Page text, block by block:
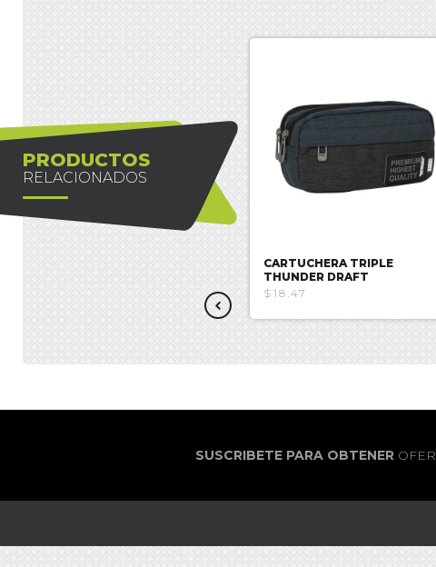
PRODUCTOS
RELACIONADOS
CARTUCHERA TRIPLE
THUNDER DRAFT
$18.47
SUSCRIBETE PARA OBTENER